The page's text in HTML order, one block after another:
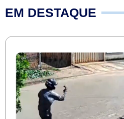
EM DESTAQUE